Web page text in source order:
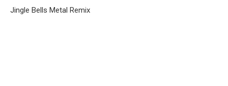
Jingle Bells Metal Remix